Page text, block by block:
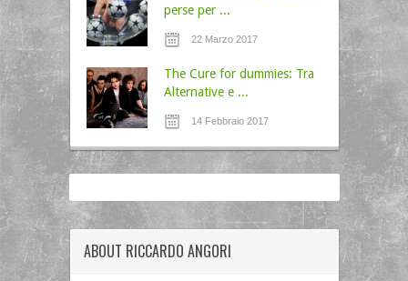
perse per ...
22 Marzo 2017
The Cure for dummies: Tra
Alternative e ...
14 Febbraio 2017
ABOUT RICCARDO ANGORI